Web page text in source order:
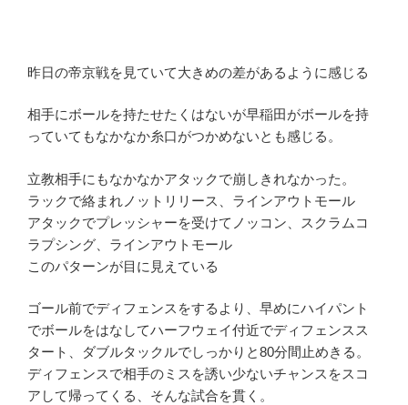
昨日の帝京戦を見ていて大きめの差があるように感じる
相手にボールを持たせたくはないが早稲田がボールを持
っていてもなかなか糸口がつかめないとも感じる。
立教相手にもなかなかアタックで崩しきれなかった。
ラックで絡まれノットリリース、ラインアウトモール
アタックでプレッシャーを受けてノッコン、スクラムコ
ラプシング、ラインアウトモール
このパターンが目に見えている
ゴール前でディフェンスをするより、早めにハイパント
でボールをはなしてハーフウェイ付近でディフェンスス
タート、ダブルタックルでしっかりと80分間止めきる。
ディフェンスで相手のミスを誘い少ないチャンスをスコ
アして帰ってくる、そんな試合を貫く。